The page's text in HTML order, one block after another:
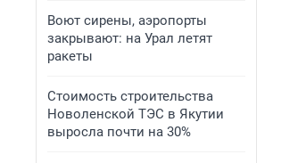
Воют сирены, аэропорты
закрывают: на Урал летят
ракеты
Стоимость строительства
Новоленской ТЭС в Якутии
выросла почти на 30%